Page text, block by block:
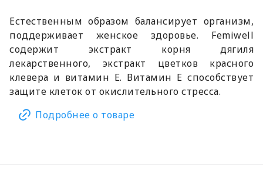
Естественным образом балансирует организм,
поддерживает женское здоровье. Femiwell
содержит экстракт корня дягиля
лекарственного, экстракт цветков красного
клевера и витамин Е. Витамин Е способствует
защите клеток от окислительного стресса.
Подробнее о товаре